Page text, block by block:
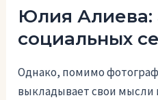
Юлия Алиева:
социальных
Однако, помимо
выкладывает свои мысли